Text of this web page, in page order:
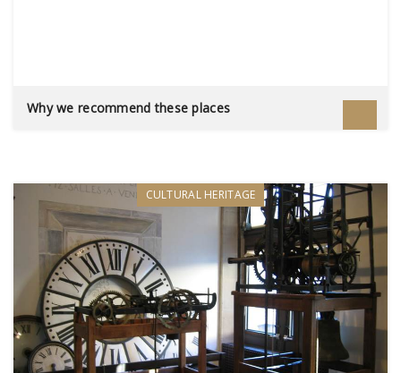
Why we recommend these places
CULTURAL HERITAGE